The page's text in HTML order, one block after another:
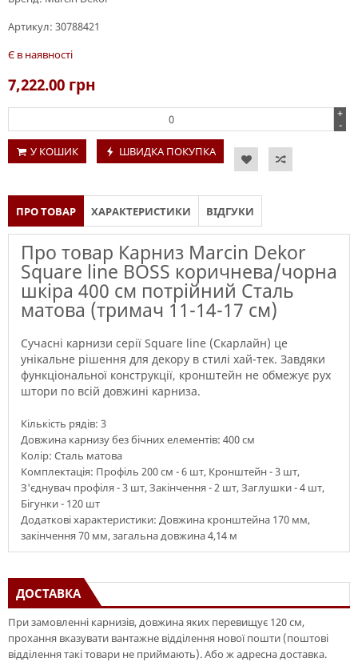
Артикул: 30788421
Є в наявності
7,222.00 грн
+
-
У КОШИК
ШВИДКА ПОКУПКА
ПРО ТОВАР ХАРАКТЕРИСТИКИ ВІДГУКИ
Про товар Карниз Marcin Dekor
Square line BOSS коричнева/чорна
шкіра 400 см потрійний Сталь
матова (тримач 11-14-17 см)
Сучасні карнизи серії Square line (Скарлайн) це
унікальне рішення для декору в стилі хай-тек. Завдяки
функціональної конструкції, кронштейн не обмежує рух
штори по всій довжині карниза.
Кількість рядів: 3
Довжина карнизу без бічних елементів: 400 см
Колір: Сталь матова
Комплектація: Профіль 200 см - 6 шт, Кронштейн - 3 шт,
З'єднувач профіля - 3 шт, Закінчення - 2 шт, Заглушки - 4 шт,
Бігунки - 120 шт
Додаткові характеристики: Довжина кронштейна 170 мм,
закінчення 70 мм, загальна довжина 4,14 м
ДОСТАВКА
При замовленні карнизів, довжина яких перевищує 120 см,
прохання вказувати вантажне відділення нової пошти (поштові
відділення такі товари не приймають). Або ж адресна доставка.